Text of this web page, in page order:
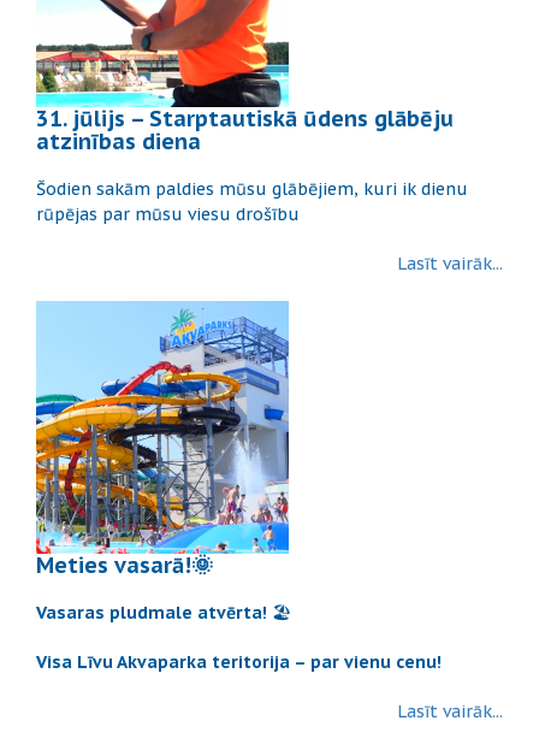
31. jūlijs – Starptautiskā ūdens glābēju
atzinības diena
Šodien sakām paldies mūsu glābējiem, kuri ik dienu
rūpējas par mūsu viesu drošību
Lasīt vairāk...
Meties vasarā!🌞
Vasaras pludmale atvērta! 🏖️
Visa Līvu Akvaparka teritorija – par vienu cenu!
Lasīt vairāk...